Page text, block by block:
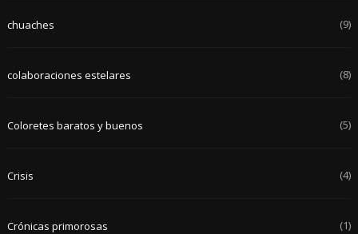
chuaches (9)
colaboraciones estelares (8)
Coloretes baratos y buenos (5)
Crisis (4)
Crónicas primorosas (1)